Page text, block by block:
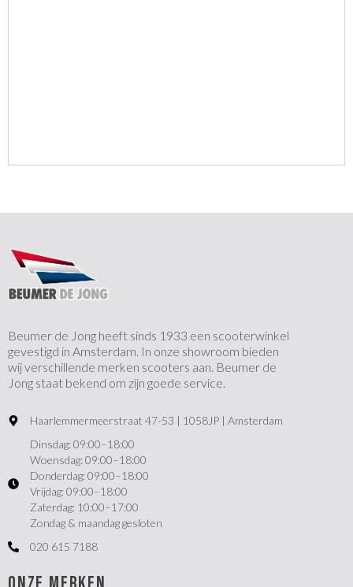
Beumer de Jong heeft sinds 1933 een scooterwinkel
gevestigd in Amsterdam. In onze showroom bieden
wij verschillende merken scooters aan. Beumer de
Jong staat bekend om zijn goede service.
Haarlemmermeerstraat 47-53 | 1058JP | Amsterdam
Dinsdag: 09:00–18:00
Woensdag: 09:00–18:00
Donderdag: 09:00–18:00
Vrijdag: 09:00–18:00
Zaterdag: 10:00–17:00
Zondag & maandag gesloten
020 615 7188